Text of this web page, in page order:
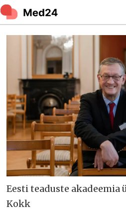
Eesti teaduste akadeemia
Kokk